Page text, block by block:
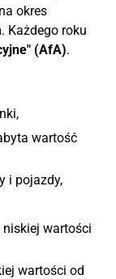
okres
Każdego roku
(AfA).
wartość
i pojazdy,
wartości
wartości od